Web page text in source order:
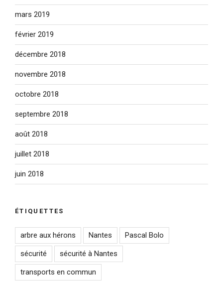
mars 2019
février 2019
décembre 2018
novembre 2018
octobre 2018
septembre 2018
août 2018
juillet 2018
juin 2018
ÉTIQUETTES
arbre aux hérons Nantes Pascal Bolo
sécurité sécurité à Nantes
transports en commun